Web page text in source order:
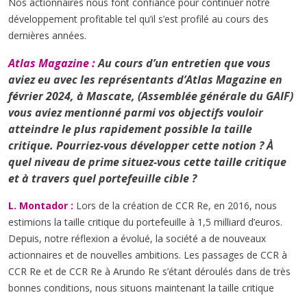
développement profitable tel qu’il s’est profilé au cours des
dernières années.
Atlas Magazine :Au cours d’un entretien que vous
aviez eu avec les représentants d’Atlas Magazine en
février 2024, à Mascate, (Assemblée générale du GAIF)
vous aviez mentionné parmi vos objectifs vouloir
atteindre le plus rapidement possible la taille
critique. Pourriez-vous développer cette notion ? À
quel niveau de prime situez-vous cette taille critique
et à travers quel portefeuille cible ?
L. Montador : Lors de la création de CCR Re, en 2016, nous
estimions la taille critique du portefeuille à 1,5 milliard d’euros.
Depuis, notre réflexion a évolué, la société a de nouveaux
actionnaires et de nouvelles ambitions. Les passages de CCR à
CCR Re et de CCR Re à Arundo Re s’étant déroulés dans de très
bonnes conditions, nous situons maintenant la taille critique